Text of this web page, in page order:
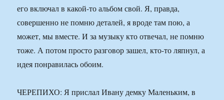
его включал в какой-то альбом свой. Я, правда,
совершенно не помню деталей, я вроде там пою, а
может, мы вместе. И за музыку кто отвечал, не помню
тоже. А потом просто разговор зашел, кто-то ляпнул, а
идея понравилась обоим.
ЧЕРЕПИХО: Я прислал Ивану демку Маленьким, в